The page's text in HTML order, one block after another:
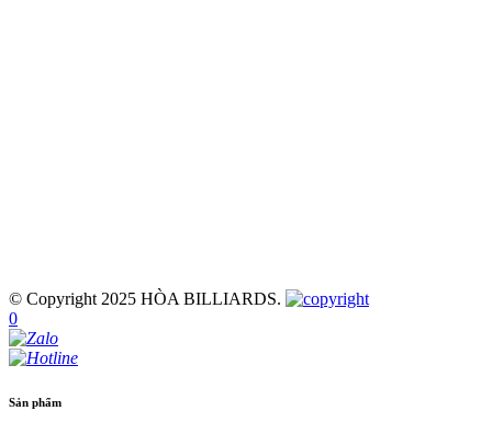
© Copyright 2025 HÒA BILLIARDS.
0
Sản phẩm